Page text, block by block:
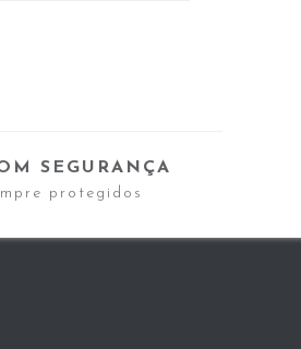
SEGURANÇA
protegidos